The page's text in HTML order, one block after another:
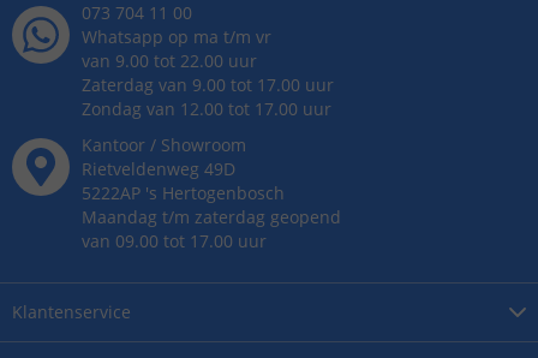
Klantenservice
073 704 11 00
Whatsapp op ma t/m vr
van 9.00 tot 22.00 uur
Zaterdag van 9.00 tot 17.00 uur
Zondag van 12.00 tot 17.00 uur
Kantoor / Showroom
Rietveldenweg 49D
5222AP 's Hertogenbosch
Maandag t/m zaterdag geopend
van 09.00 tot 17.00 uur